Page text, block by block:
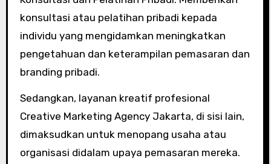
konsultasi atau pelatihan pribadi kepada
individu yang mengidamkan meningkatkan
pengetahuan dan keterampilan pemasaran dan
branding pribadi.
Sedangkan, layanan kreatif profesional
Creative Marketing Agency Jakarta, di sisi lain,
dimaksudkan untuk menopang usaha atau
organisasi didalam upaya pemasaran mereka.